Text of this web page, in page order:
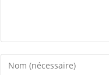
Enter